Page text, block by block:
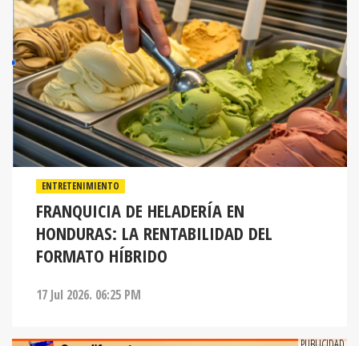
ENTRETENIMIENTO
FRANQUICIA DE HELADERÍA EN
HONDURAS: LA RENTABILIDAD DEL
FORMATO HÍBRIDO
17 Jul 2026. 06:25 PM